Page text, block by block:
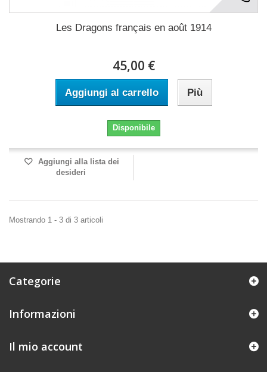
Les Dragons français en août 1914
45,00 €
Aggiungi al carrello Più
Disponibile
Aggiungi alla lista dei
desideri
Mostrando 1 - 3 di 3 articoli
Categorie
Informazioni
Il mio account